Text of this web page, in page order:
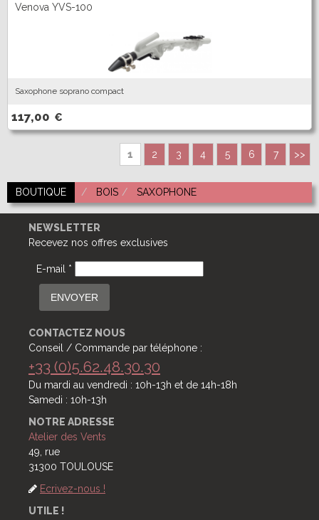
Venova YVS-100
Saxophone soprano compact
117,00 €
1 2 3 4 5 6 7 >>
BOUTIQUE BOIS SAXOPHONE
NEWSLETTER
Recevez nos offres exclusives
E-mail *
ENVOYER
CONTACTEZ NOUS
Conseil / Commande par téléphone :
+33 (0)5.62.48.30.30
Du mardi au vendredi : 10h-13h et de 14h-18h
Samedi : 10h-13h
NOTRE ADRESSE
Atelier des Vents
49, rue
31300 TOULOUSE
Ecrivez-nous !
UTILE !